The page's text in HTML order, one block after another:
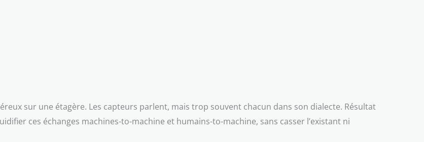
sur une étagère. Les capteurs parlent, mais trop souvent chacun dans son dialecte. Résultat
ces échanges machines-to-machine et humains-to-machine, sans casser l’existant ni